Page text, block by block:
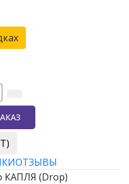
ОТЗЫВЫ
КАПЛЯ (Drop)